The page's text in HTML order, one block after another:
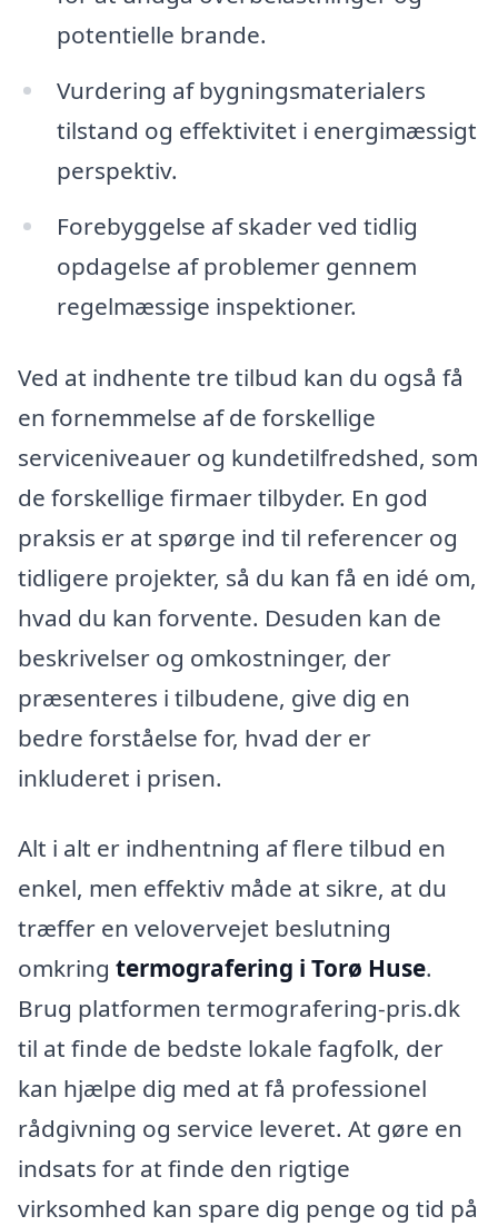
potentielle brande.
Vurdering af bygningsmaterialers
tilstand og effektivitet i energimæssigt
perspektiv.
Forebyggelse af skader ved tidlig
opdagelse af problemer gennem
regelmæssige inspektioner.
Ved at indhente tre tilbud kan du også få
en fornemmelse af de forskellige
serviceniveauer og kundetilfredshed, som
de forskellige firmaer tilbyder. En god
praksis er at spørge ind til referencer og
tidligere projekter, så du kan få en idé om,
hvad du kan forvente. Desuden kan de
beskrivelser og omkostninger, der
præsenteres i tilbudene, give dig en
bedre forståelse for, hvad der er
inkluderet i prisen.
Alt i alt er indhentning af flere tilbud en
enkel, men effektiv måde at sikre, at du
træffer en velovervejet beslutning
omkring termografering i Torø Huse.
Brug platformen termografering-pris.dk
til at finde de bedste lokale fagfolk, der
kan hjælpe dig med at få professionel
rådgivning og service leveret. At gøre en
indsats for at finde den rigtige
virksomhed kan spare dig penge og tid på